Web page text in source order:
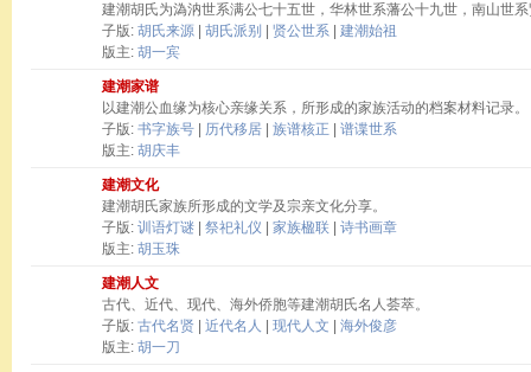
建潮胡氏为溈汭世系满公七十五世，华林世系藩公十九世，南山世
子版: 胡氏来源 胡氏派别 贤公世系
建潮始祖
版主: 胡一宾
建潮家谱
以建潮公血缘为核心亲缘关系，所形成的家族活动的档案材料记录。
子版: 书字族号 历代移居 族谱核正
谱谍世系
版主: 胡庆丰
建潮文化
建潮胡氏家族所形成的文学及宗亲文化分享。
子版: 训语灯谜 祭祀礼仪 家族楹联
诗书画章
版主: 胡玉珠
建潮人文
古代、近代、现代、海外侨胞等建潮胡氏名人荟萃。
子版: 古代名贤 近代名人 现代人文
海外俊彦
版主: 胡一刀